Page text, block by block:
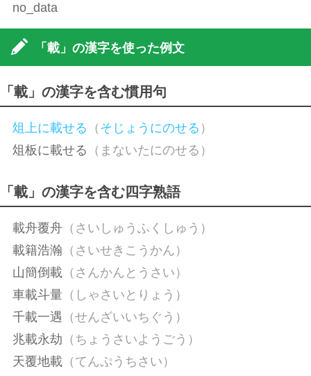
no_data
「載」の漢字を使った例文
「載」の漢字を含む慣用句
俎上に載せる （ そじょうにのせる ）
俎板に載せる （まないたにのせる）
「載」の漢字を含む四字熟語
載舟覆舟（さいしゅうふくしゅう）
載籍浩瀚 （さいせきこうかん）
山簡倒載 （さんかんとうさい）
車載斗量（しゃさいとりょう）
千載一遇 （せんざいいちぐう）
兆載永劫 （ちょうさいようごう）
天覆地載 （てんぷうちさい）